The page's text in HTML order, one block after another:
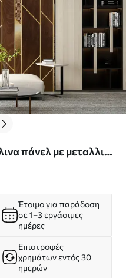
πάνελ με μεταλλικά
Έτοιμο για παράδοση
σε 1–3 εργάσιμες
ημέρες
Επιστροφές
χρημάτων εντός 30
ημερών